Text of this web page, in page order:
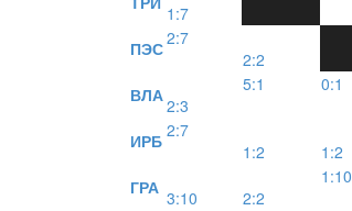
1:7
ПЭС2:7
2:2
ВЛА2:3
5:1
0:1
ИРБ 2:7
1:2
1:2
ГРА 3:10 2:2
1:10